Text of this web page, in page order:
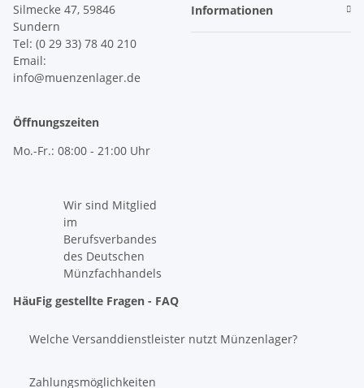
Silmecke 47, 59846
Sundern
Tel: (0 29 33) 78 40 210
Email:
info@muenzenlager.de
Öffnungszeiten
Mo.-Fr.: 08:00 - 21:00 Uhr
Wir sind Mitglied
im
Berufsverbandes
des Deutschen
Münzfachhandels
Informationen
HäuFig gestellte Fragen - FAQ
Welche Versanddienstleister nutzt Münzenlager?
Zahlungsmöglichkeiten